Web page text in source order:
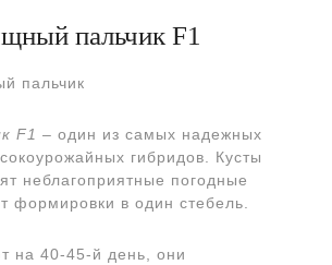
пальчик F1
F1 – один из самых надежных
гибридов. Кусты
неблагоприятные погодные
формировки в один стебель.
на 40-45-й день, они